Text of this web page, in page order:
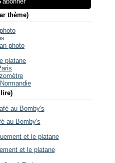
thème)
photo
platane
au Bomby's
et le platane